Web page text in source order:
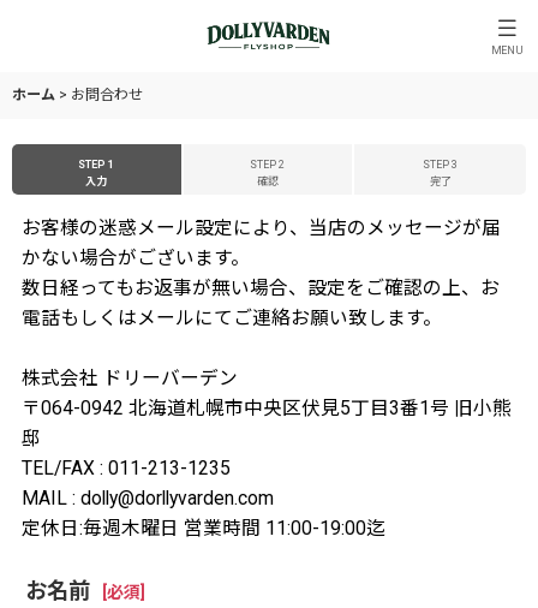
MENU
ホーム > お問合わせ
STEP 1
入力
STEP 2
確認
STEP 3
完了
お客様の迷惑メール設定により、当店のメッセージが届
かない場合がございます。
数日経ってもお返事が無い場合、設定をご確認の上、お
電話もしくはメールにてご連絡お願い致します。
株式会社 ドリーバーデン
〒064-0942 北海道札幌市中央区伏見5丁目3番1号 旧小熊
邸
TEL/FAX : 011-213-1235
MAIL : dolly@dorllyvarden.com
定休日:毎週木曜日 営業時間 11:00-19:00迄
お名前 必須